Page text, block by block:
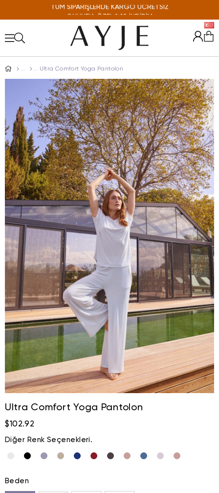
ONLINE'A ÖZEL %10 İNDİRİM
Ultra Comfort Yoga Pantolon
Ultra Comfort Yoga Pantolon
$102.92
Diğer Renk Seçenekleri.
Beden